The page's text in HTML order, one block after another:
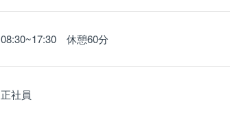
08:30~17:30 休憩60分
正社員